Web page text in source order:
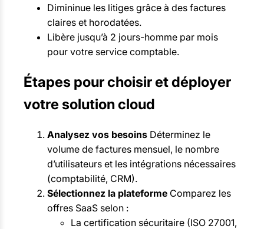
Dimininue les litiges grâce à des factures
claires et horodatées.
Libère jusqu’à 2 jours-homme par mois
pour votre service comptable.
Étapes pour choisir et déployer
votre solution cloud
Analysez vos besoins Déterminez le
volume de factures mensuel, le nombre
d’utilisateurs et les intégrations nécessaires
(comptabilité, CRM).
Sélectionnez la plateforme Comparez les
offres SaaS selon :
La certification sécuritaire (ISO 27001,